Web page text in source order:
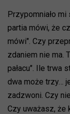
Przypomniało
partia mówi, że
mówi". Czy
zdaniem nie ma.
pałacu". Ile trwa
dwa może trzy…
zadzwoni. Czy
Czy uważasz, że